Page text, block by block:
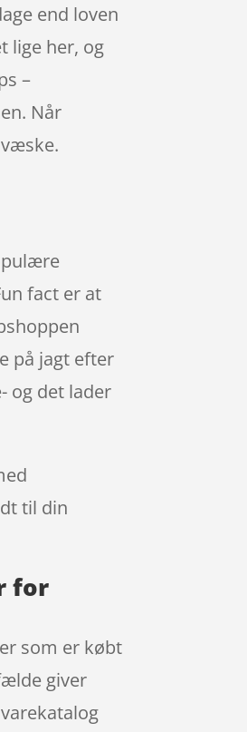
end loven
lige her, og
–
Når
fact er at
på jagt efter
og det lader
til din
for
som er købt
giver